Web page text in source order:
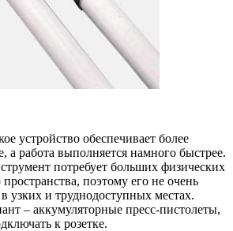
устройство обеспечивает более
а работа выполняется намного быстрее.
потребует больших физических
поэтому его не очень
узких и труднодоступных местах.
– аккумуляторные пресс-пистолеты,
к розетке.